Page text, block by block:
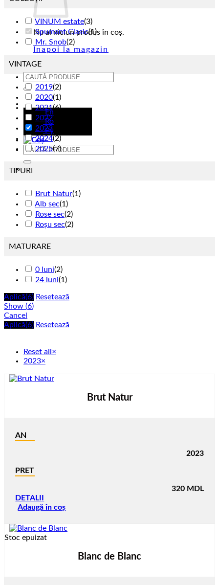
Nu ai niciun produs în coș.
Înapoi la magazin
Caută
după:
Ro
En
Ro
Ру
Caută
VINUM estate(3)
Spumant Clasic(1)
Mr. Snob(2)
VINTAGE
2019(2)
2020(1 )
2021(6)
2022(
2023(
2024(2)
2025(7)
TIPURI
Brut Natur(1 )
Alb sec(1 )
Rose sec(2)
Roșu sec(2)
MATURARE
0 luni(2)
24 luni(1 )
Aplică(6) Resetează
Show (6)
Cancel
Aplică(6) Resetează
Reset all ×
2023×
Brut Natur
AN
2023
PRET
320 MDL
DETALII
Adaugă în coș
Stoc epuizat
Blanc de Blanc